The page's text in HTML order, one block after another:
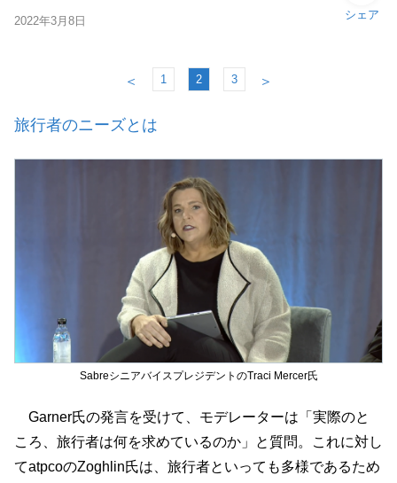
2022年3月8日 シェア
＜ 1 2 3 ＞
旅行者のニーズとは
SabreシニアバイスプレジデントのTraci Mercer氏
Garner氏の発言を受けて、モデレーターは「実際のと
ころ、旅行者は何を求めているのか」と質問。これに対し
てatpcoのZoghlin氏は、旅行者といっても多様であるため